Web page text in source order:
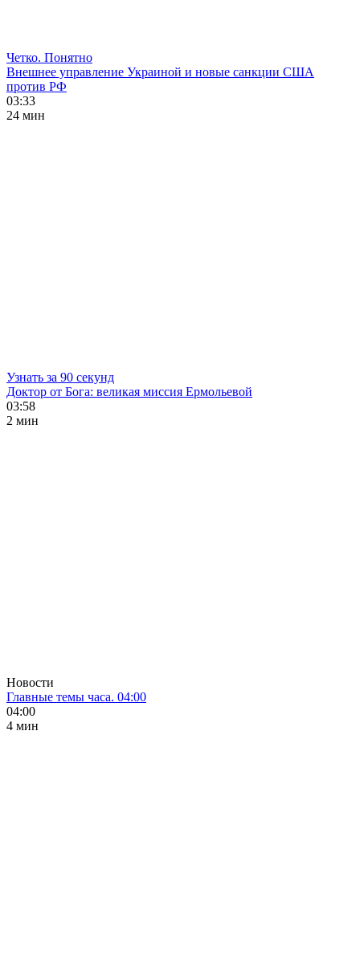
Четко. Понятно
Внешнее управление Украиной и новые санкции США
против РФ
03:33
24 мин
Узнать за 90 секунд
Доктор от Бога: великая миссия Ермольевой
03:58
2 мин
Новости
Главные темы часа. 04:00
04:00
4 мин